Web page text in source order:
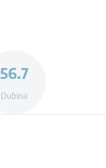
56.7
Dubina